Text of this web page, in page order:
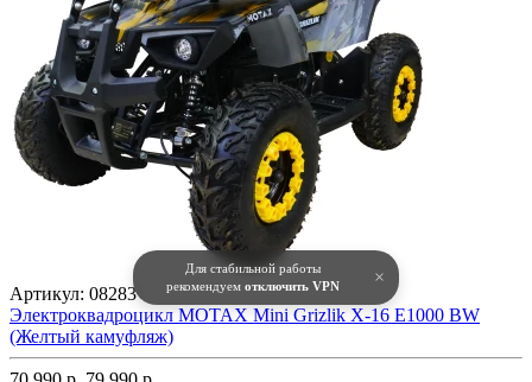
Для стабильной работы
рекомендуем отключить VPN ×
Артикул: 08283
Электроквадроцикл MOTAX Mini Grizlik X-16 E1000 BW
(Желтый камуфляж)